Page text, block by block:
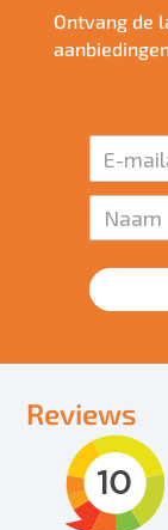
Ontvang de
Reviews